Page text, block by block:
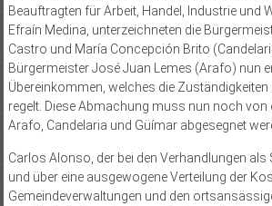
Beauftragten für Arbeit, Handel, Industrie und
Efraín Medina, unterzeichneten die
Castro und María Concepción Brito
Bürgermeister José Juan Lemes (Arafo) nun
Übereinkommen, welches die Zuständigkeiten
regelt. Diese Abmachung muss nun noch von
Arafo, Candelaria und Güímar abgesegnet
Carlos Alonso, der bei den Verhandlungen als
und über eine ausgewogene Verteilung der
Gemeindeverwaltungen und den